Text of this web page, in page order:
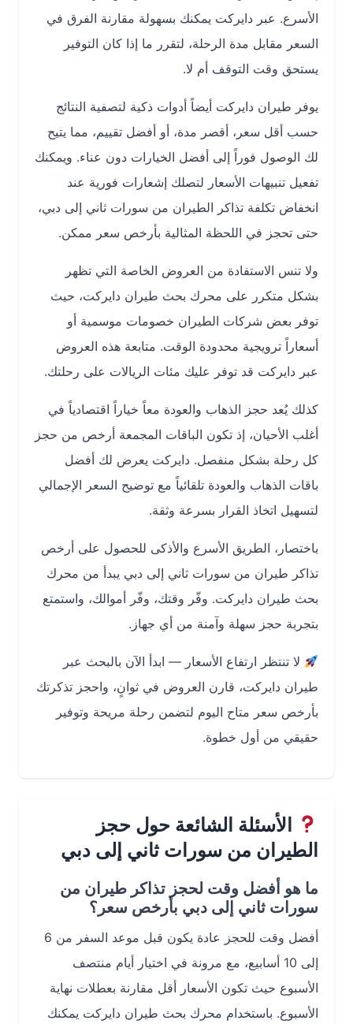
الأسرع. عبر دايركت يمكنك بسهولة مقارنة الفرق في
السعر مقابل مدة الرحلة، لتقرر ما إذا كان التوفير
يستحق وقت التوقف أم لا.
يوفر طيران دايركت أيضاً أدوات ذكية لتصفية النتائج
حسب أقل سعر، أقصر مدة، أو أفضل تقييم، مما يتيح
لك الوصول فوراً إلى أفضل الخيارات دون عناء. ويمكنك
تفعيل تنبيهات الأسعار لتصلك إشعارات فورية عند
انخفاض تكلفة تذاكر الطيران من سورات ثاني إلى دبي،
حتى تحجز في اللحظة المثالية بأرخص سعر ممكن.
ولا تنس الاستفادة من العروض الخاصة التي تظهر
بشكل متكرر على محرك بحث طيران دايركت، حيث
توفر بعض شركات الطيران خصومات موسمية أو
أسعاراً ترويجية محدودة الوقت. متابعة هذه العروض
عبر دايركت قد توفر عليك مئات الريالات على رحلتك.
كذلك يُعد حجز الذهاب والعودة معاً خياراً اقتصادياً في
أغلب الأحيان، إذ تكون الباقات المجمعة أرخص من حجز
كل رحلة بشكل منفصل. دايركت يعرض لك أفضل
باقات الذهاب والعودة تلقائياً مع توضيح السعر الإجمالي
لتسهيل اتخاذ القرار بسرعة وثقة.
باختصار، الطريق الأسرع والأذكى للحصول على أرخص
تذاكر طيران من سورات ثاني إلى دبي يبدأ من محرك
بحث طيران دايركت. وفّر وقتك، وفّر أموالك، واستمتع
بتجربة حجز سهلة وآمنة من أي جهاز.
لا تنتظر ارتفاع الأسعار — ابدأ الآن بالبحث عبر
طيران دايركت، قارن العروض في ثوانٍ، واحجز تذكرتك
بأرخص سعر متاح اليوم لتضمن رحلة مريحة وتوفير
حقيقي من أول خطوة.
الأسئلة الشائعة حول حجز
الطيران من سورات ثاني إلى دبي
ما هو أفضل وقت لحجز تذاكر طيران من
سورات ثاني إلى دبي بأرخص سعر؟
أفضل وقت للحجز عادة يكون قبل موعد السفر من 6
إلى 10 أسابيع، مع مرونة في اختيار أيام منتصف
الأسبوع حيث تكون الأسعار أقل مقارنة بعطلات نهاية
الأسبوع. باستخدام محرك بحث طيران دايركت يمكنك